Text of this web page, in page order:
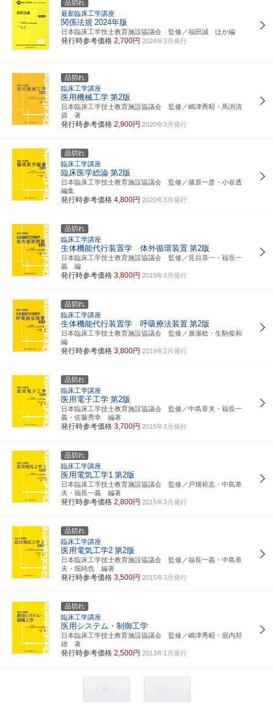
品切れ
最新臨床工学講座
関係法規 2024年版
日本臨床工学技士教育施設協議会 監修／福田誠 ほか編
発行時参考価格 2,700円 2024年3月発行
品切れ
臨床工学講座
医用機械工学 第2版
日本臨床工学技士教育施設協議会 監修／嶋津秀昭・馬渕清
資 著
発行時参考価格 2,900円 2020年3月発行
品切れ
臨床工学講座
臨床医学総論 第2版
日本臨床工学技士教育施設協議会 監修／篠原一彦・小谷透
編集
発行時参考価格 4,800円 2020年3月発行
品切れ
臨床工学講座
生体機能代行装置学 体外循環装置 第2版
日本臨床工学技士教育施設協議会 監修／見目恭一・福長一
義 編
発行時参考価格 3,800円 2019年3月発行
品切れ
臨床工学講座
生体機能代行装置学 呼吸療法装置 第2版
日本臨床工学技士教育施設協議会 監修／廣瀬稔・生駒俊和
編
発行時参考価格 3,800円 2019年2月発行
品切れ
臨床工学講座
医用電子工学 第2版
日本臨床工学技士教育施設協議会 監修／中島章夫・福長一
義・佐藤秀幸 編著
発行時参考価格 3,700円 2015年3月発行
品切れ
臨床工学講座
医用電気工学1 第2版
日本臨床工学技士教育施設協議会 監修／戸畑裕志・中島章
夫・福長一義 編著
発行時参考価格 2,800円 2015年3月発行
品切れ
臨床工学講座
医用電気工学2 第2版
日本臨床工学技士教育施設協議会 監修／福長一義・中島章
夫・堀純也 編著
発行時参考価格 3,500円 2015年3月発行
品切れ
臨床工学講座
医用システム・制御工学
日本臨床工学技士教育施設協議会 監修／嶋津秀昭・堀内邦
雄 著
発行時参考価格 2,500円 2013年1月発行